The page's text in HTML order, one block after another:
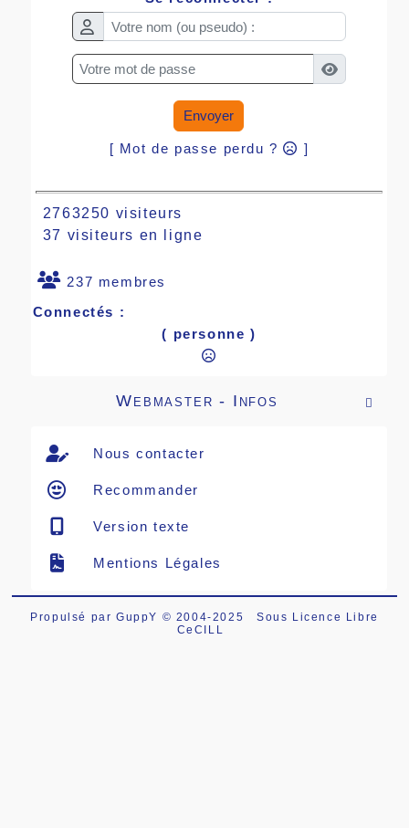
Envoyer
[ Mot de passe perdu ? ]
2763250 visiteurs
37 visiteurs en ligne
237 membres
Connectés :
( personne )

Webmaster - Infos
Nous contacter
Recommander
Version texte
Mentions Légales
Propulsé par GuppY © 2004-2025
Sous Licence Libre
CeCILL